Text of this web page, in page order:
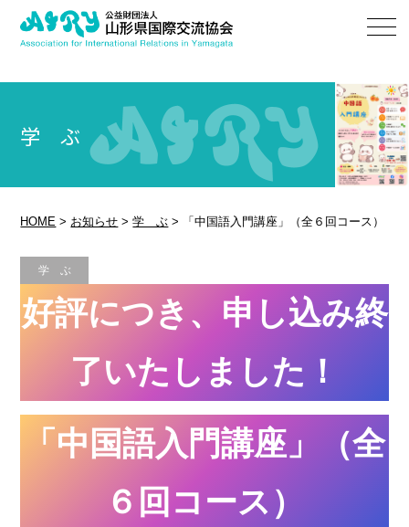
学 ぶ
HOME > お知らせ >学 ぶ > 「中国語入門講座」（全６回コース）
学 ぶ
好評につき、申し込み終
了いたしました！
「中国語入門講座」（全
６回コース）